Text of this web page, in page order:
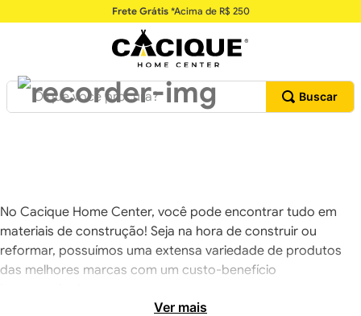
Frete Grátis*Acima de R$ 250
O que você procura?
No Cacique Home Center, você pode encontrar tudo em
materiais de construção! Seja na hora de construir ou
reformar, possuímos uma extensa variedade de produtos
das melhores marcas com um custo-benefício
Ver mais